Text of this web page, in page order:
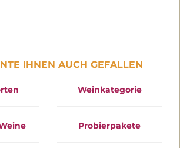
IHNEN AUCH GEFALLEN
Weinkategorie
Probierpakete